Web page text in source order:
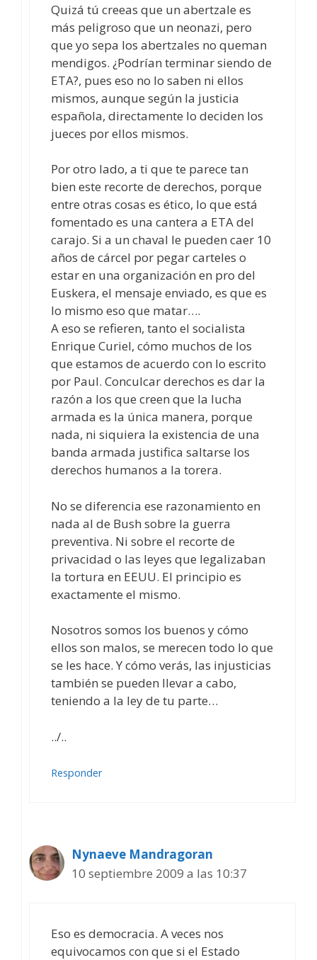
Quizá tú creeas que un abertzale es
más peligroso que un neonazi, pero
que yo sepa los abertzales no queman
mendigos. ¿Podrían terminar siendo de
ETA?, pues eso no lo saben ni ellos
mismos, aunque según la justicia
española, directamente lo deciden los
jueces por ellos mismos.
Por otro lado, a ti que te parece tan
bien este recorte de derechos, porque
entre otras cosas es ético, lo que está
fomentado es una cantera a ETA del
carajo. Si a un chaval le pueden caer 10
años de cárcel por pegar carteles o
estar en una organización en pro del
Euskera, el mensaje enviado, es que es
lo mismo eso que matar….
A eso se refieren, tanto el socialista
Enrique Curiel, cómo muchos de los
que estamos de acuerdo con lo escrito
por Paul. Conculcar derechos es dar la
razón a los que creen que la lucha
armada es la única manera, porque
nada, ni siquiera la existencia de una
banda armada justifica saltarse los
derechos humanos a la torera.
No se diferencia ese razonamiento en
nada al de Bush sobre la guerra
preventiva. Ni sobre el recorte de
privacidad o las leyes que legalizaban
la tortura en EEUU. El principio es
exactamente el mismo.
Nosotros somos los buenos y cómo
ellos son malos, se merecen todo lo que
se les hace. Y cómo verás, las injusticias
también se pueden llevar a cabo,
teniendo a la ley de tu parte…
../..
Responder
Nynaeve Mandragoran
10 septiembre 2009 a las 10:37
Eso es democracia. A veces nos
equivocamos con que si el Estado